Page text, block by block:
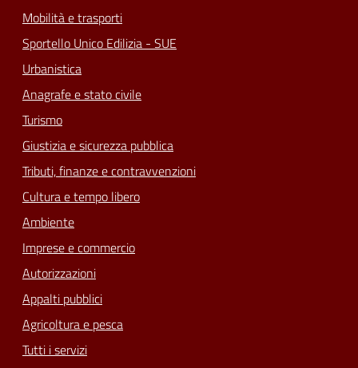
Mobilità e trasporti
Sportello Unico Edilizia - SUE
Urbanistica
Anagrafe e stato civile
Turismo
Giustizia e sicurezza pubblica
Tributi, finanze e contravvenzioni
Cultura e tempo libero
Ambiente
Imprese e commercio
Autorizzazioni
Appalti pubblici
Agricoltura e pesca
Tutti i servizi